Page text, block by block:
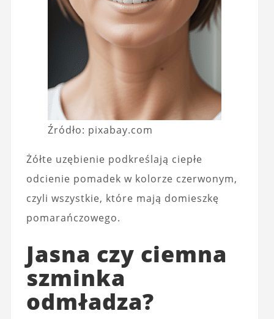
Źródło: pixabay.com
Żółte uzębienie podkreślają ciepłe
odcienie pomadek w kolorze czerwonym,
czyli wszystkie, które mają domieszkę
pomarańczowego.
Jasna czy ciemna
szminka
odmładza?